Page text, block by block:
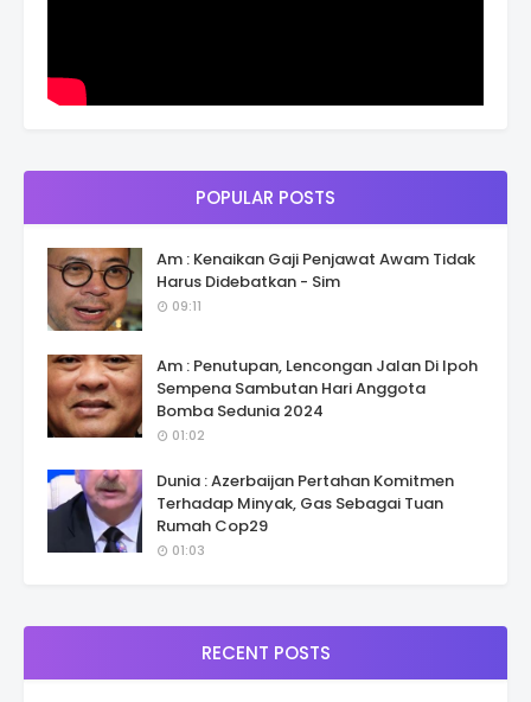
POPULAR POSTS
Am : Kenaikan Gaji Penjawat Awam Tidak
Harus Didebatkan - Sim
09:11
Am : Penutupan, Lencongan Jalan Di Ipoh
Sempena Sambutan Hari Anggota
Bomba Sedunia 2024
01:02
Dunia : Azerbaijan Pertahan Komitmen
Terhadap Minyak, Gas Sebagai Tuan
Rumah Cop29
01:03
RECENT POSTS